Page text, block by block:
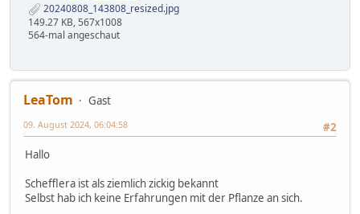
20240808_143808_resized.jpg
149.27 KB, 567x1008
564-mal angeschaut
LeaTom
Gast
#2
09. August 2024, 06:04:58
Hallo
Schefflera ist als ziemlich zickig bekannt
Selbst hab ich keine Erfahrungen mit der Pflanze an sich.